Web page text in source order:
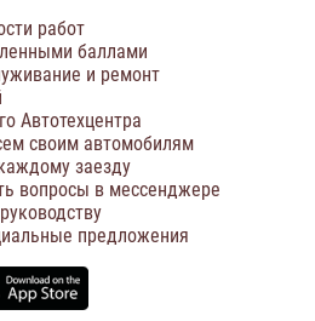
работ
баллами
и ремонт
Автотехцентра
своим автомобилям
заезду
вопросы в мессенджере
предложения